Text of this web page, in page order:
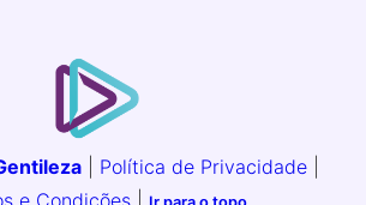
Política de Privacidade